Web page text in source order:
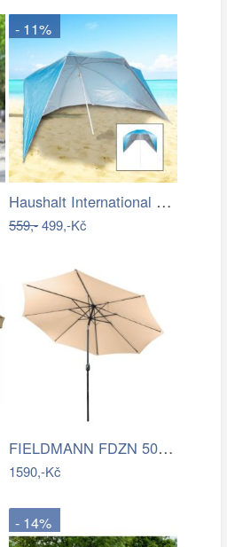
- 11%
Haushalt International Plážový…
559,-499,-Kč
FIELDMANN FDZN 5006 Slunečník krémový 3…
1590,-Kč
- 14%